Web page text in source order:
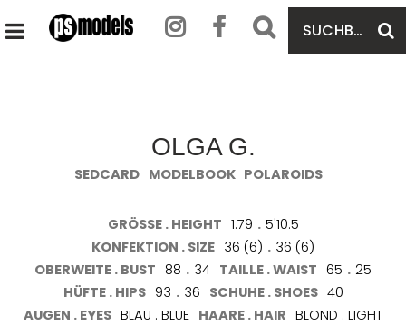
SUCHBEGRIFF
EINGEBEN
HAUPTMENÜ
OLGA G.
SEDCARD MODELBOOK POLAROIDS
GRÖSSE . HEIGHT 1.79 . 5'10.5
KONFEKTION . SIZE 36 (6) . 36 (6)
OBERWEITE . BUST 88 . 34 TAILLE . WAIST 65 . 25
HÜFTE . HIPS 93 . 36 SCHUHE . SHOES 40
AUGEN . EYES BLAU . BLUE HAARE . HAIR BLOND . LIGHT